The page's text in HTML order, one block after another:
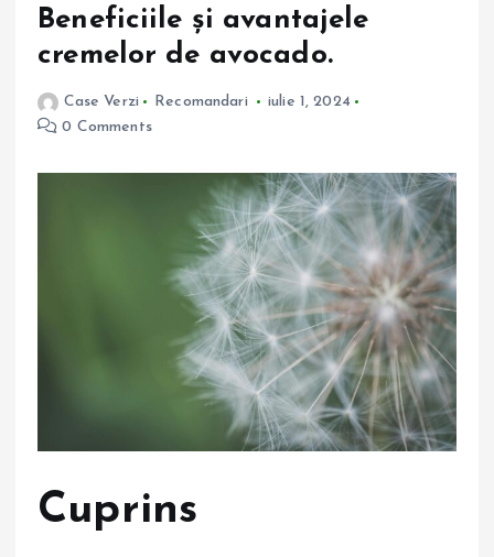
Beneficiile și avantajele
cremelor de avocado.
Case Verzi Recomandari
iulie 1, 2024
0 Comments
Cuprins